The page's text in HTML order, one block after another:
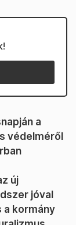
a
védelméről
új
jóval
a kormány